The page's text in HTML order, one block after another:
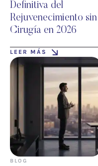
Definitiva del
Rejuvenecimiento sin
Cirugía en 2026
LEER MÁS
BLOG